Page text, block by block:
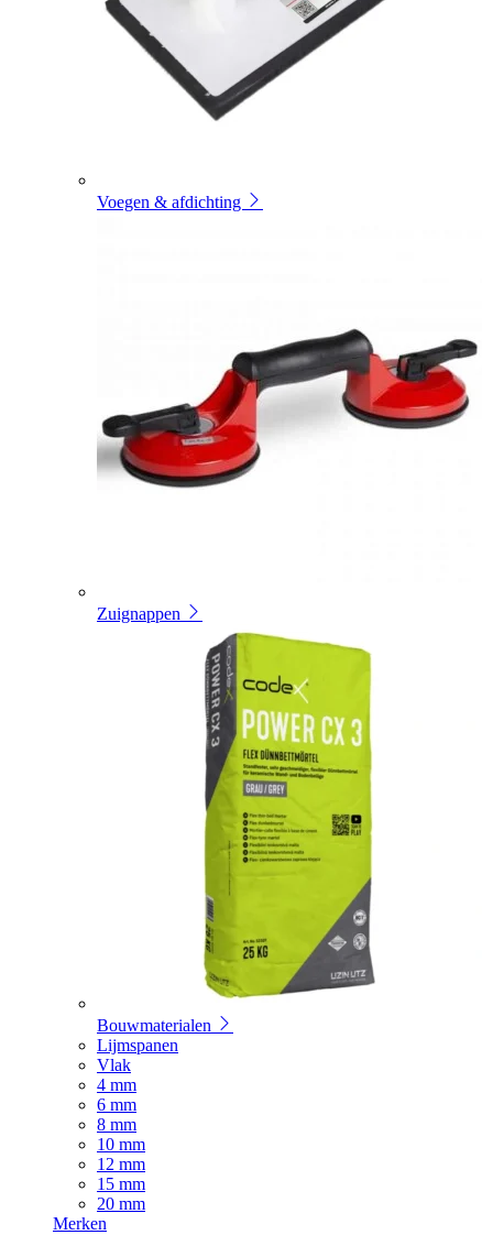
Voegen & afdichting
Zuignappen
Bouwmaterialen
Lijmspanen
Vlak
4 mm
6 mm
8 mm
10 mm
12 mm
15 mm
20 mm
Merken